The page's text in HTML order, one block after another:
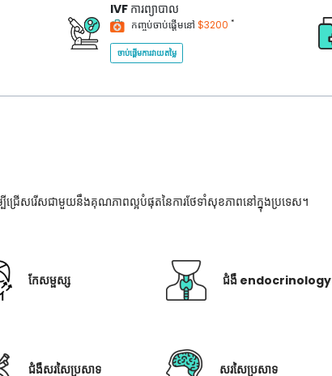
IVF ការព្យាបាល
កញ្ចប់ចាប់ផ្តើមនៅ $3200 *
ចាប់ផ្តើមការវាយតម្លៃ
ម្បីជ្រើសរើសជាមួយនឹងគុណភាពល្អបំផុតនៃការថែទាំសុខភាពនៅក្នុងប្រទេស។
កែសម្ផស្ស ជំងឺ endocrinology
ជំងឺសរសៃប្រសាទ សរសៃប្រសាទ